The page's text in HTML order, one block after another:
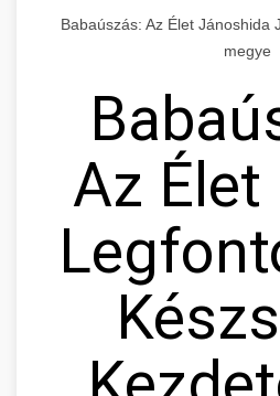
Babaúszás: Az Élet Jánoshida
megye
Az Élet